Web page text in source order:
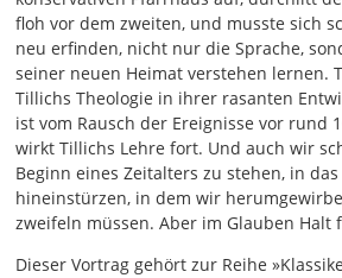
02:03
kurz und knapp mal so. Es gibt einen
Grundkonsens. Schlicht den,
seinem Zentrum die Idee, dass Gott
rechtfertigt, dass Gott nicht den
sagt, du bist gerecht, hast du aber
dass Gott Menschen rechtfertigt, die es
Gott die Sünder rechtfertigt. Und dass
Rechtfertigung bedingungslos ist. Das
bedingungslose Rechtfertigung ist
floh vor dem zweiten, und musste sich
neu erfinden, nicht nur die Sprache,
seiner neuen Heimat verstehen lernen.
Tillichs Theologie in ihrer rasanten
ist vom Rausch der Ereignisse vor rund
wirkt Tillichs Lehre fort. Und auch wir
Beginn eines Zeitalters zu stehen, in
hineinstürzen, in dem wir
zweifeln müssen. Aber im Glauben Halt
Dieser Vortrag gehört zur Reihe